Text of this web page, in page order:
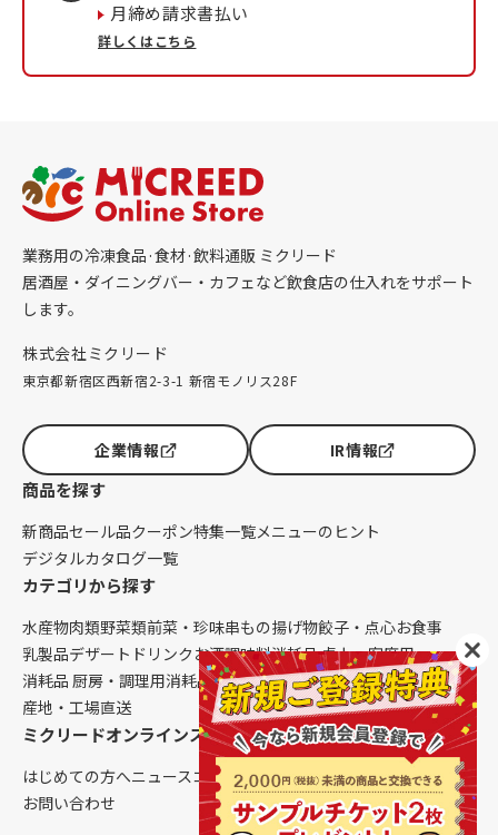
月締め請求書払い
詳しくはこちら
業務用の冷凍食品·食材·飲料通販 ミクリード
居酒屋・ダイニングバー・カフェなど飲食店の仕入れをサポート
します。
株式会社ミクリード
東京都新宿区西新宿2-3-1 新宿モノリス28F
企業情報 IR情報
商品を探す
新商品セール品クーポン特集一覧メニューのヒント
デジタルカタログ一覧
カテゴリから探す
水産物肉類野菜類前菜・珍味串もの揚げ物餃子・点心お食事
乳製品デザート ドリンク お酒調味料消耗品 卓上・客席用
消耗品 厨房・調理用消耗品 クレンリネス生鮮品（配送便限定）
産地・工場直送
ミクリードオンラインストアについて
はじめての方へニュースコラムご利用ガイド会社概要
お問い合わせ